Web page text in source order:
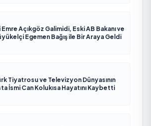
Emre Açıkgöz Galimidi, Eski AB Bakanı ve
Egemen Bağış ile Bir Araya Geldi
Tiyatrosu ve Televizyon Dünyasının
İsmi Can Kolukısa Hayatını Kaybetti